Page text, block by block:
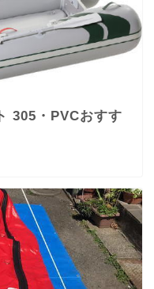
305・PVCおすす